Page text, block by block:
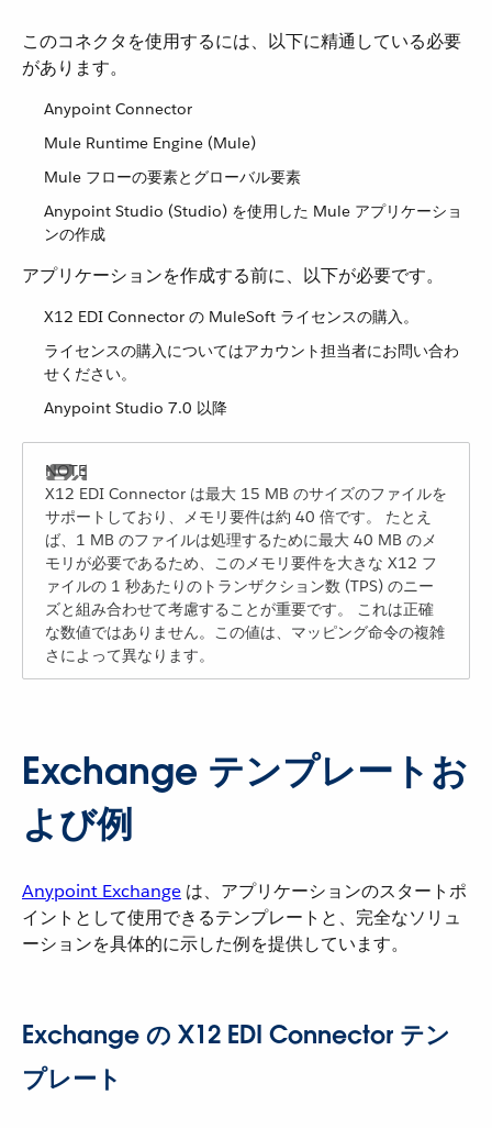
このコネクタを使用するには、以下に精通している必要
があります。
Anypoint Connector
Mule Runtime Engine (Mule)
Mule フローの要素とグローバル要素
Anypoint Studio (Studio) を使用した Mule アプリケーショ
ンの作成
アプリケーションを作成する前に、以下が必要です。
X12 EDI Connector の MuleSoft ライセンスの購入。
ライセンスの購入についてはアカウント担当者にお問い合わ
せください。
Anypoint Studio 7.0 以降
X12 EDI Connector は最大 15 MB のサイズのファイルを
サポートしており、メモリ要件は約 40 倍です。 たとえ
ば、1 MB のファイルは処理するために最大 40 MB のメ
モリが必要であるため、このメモリ要件を大きな X12 フ
ァイルの 1 秒あたりのトランザクション数 (TPS) のニー
ズと組み合わせて考慮することが重要です。 これは正確
な数値ではありません。この値は、マッピング命令の複雑
さによって異なります。
Exchange テンプレートお
よび例
Anypoint Exchange ​ は、アプリケーションのスタートポ
イントとして使用できるテンプレートと、完全なソリュ
ーションを具体的に示した例を提供しています。
Exchange の X12 EDI Connector テン
プレート